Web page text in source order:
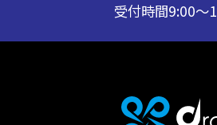
受付時間9:00〜